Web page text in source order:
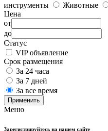
инструменты
Животные
Цена
от
до
Статус
VIP объявление
Срок размещения
За 24 часа
За 7 дней
За все время
Применить
Меню
Зарегистрируйтесь на нашем сайте